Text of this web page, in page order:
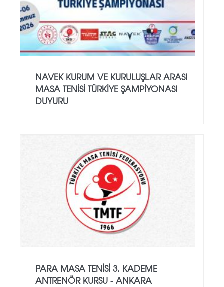
NAVEK KURUM VE KURULUŞLAR ARASI
MASA TENISI TÜRKIYE ŞAMPIYONASI
DUYURU
PARA MASA TENISI 3. KADEME
ANTRENÖR KURSU - ANKARA